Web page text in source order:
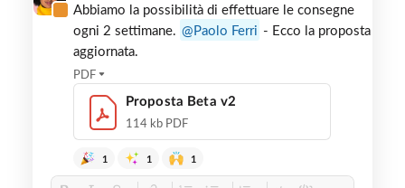
Abbiamo la possibilità di effettuare le consegne
ogni 2 settimane.
Paolo Ferri - Ecco la proposta
aggiornata.
PDF
Proposta Beta v2
114 kb PDF
1 1 1